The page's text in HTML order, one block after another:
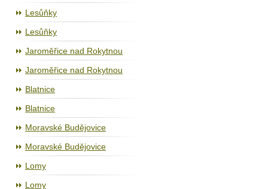
Lesůňky
Lesůňky
Jaroměřice nad Rokytnou
Jaroměřice nad Rokytnou
Blatnice
Blatnice
Moravské Budějovice
Moravské Budějovice
Lomy
Lomy